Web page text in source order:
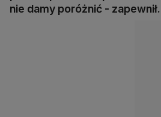
nie damy poróżnić - zapewnił.